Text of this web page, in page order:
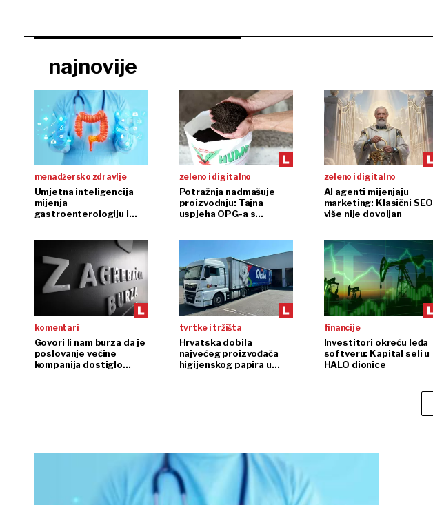
najnovije
menadžersko zdravlje
Umjetna inteligencija
mijenja
gastroenterologiju i
zeleno i digitalno
Potražnja nadmašuje
proizvodnju: Tajna
uspjeha OPG-a s
zeleno i digitalno
AI agenti mijenjaju
marketing: Klasični SEO
više nije dovoljan
komentari
Govori li nam burza da je
poslovanje većine
kompanija dostiglo
tvrtke i tržišta
Hrvatska dobila
najvećeg proizvođača
higijenskog papira u
financije
Investitori okreću leđa
softveru: Kapital seli u
HALO dionice